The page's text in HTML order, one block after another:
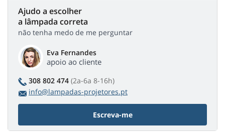
Ajudo a escolher
a lâmpada correta
não tenha medo de me perguntar
Eva Fernandes
apoio ao cliente
308 802 474 (2a-6a 8-16h)
info@lampadas-projetores.pt
Escreva-me